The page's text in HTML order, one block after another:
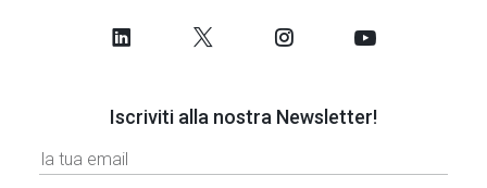
Iscriviti alla nostra Newsletter!